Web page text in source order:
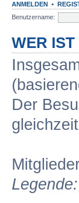
ANMELDEN •
Benutzername:
WER
Der